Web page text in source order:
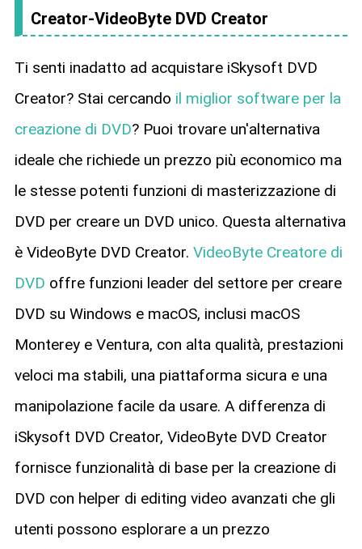
Creator-VideoByte DVD Creator
Ti senti inadatto ad acquistare iSkysoft DVD
Creator? Stai cercando il miglior software per la
creazione di DVD? Puoi trovare un'alternativa
ideale che richiede un prezzo più economico ma
le stesse potenti funzioni di masterizzazione di
DVD per creare un DVD unico. Questa alternativa
è VideoByte DVD Creator. VideoByte Creatore di
DVD offre funzioni leader del settore per creare
DVD su Windows e macOS, inclusi macOS
Monterey e Ventura, con alta qualità, prestazioni
veloci ma stabili, una piattaforma sicura e una
manipolazione facile da usare. A differenza di
iSkysoft DVD Creator, VideoByte DVD Creator
fornisce funzionalità di base per la creazione di
DVD con helper di editing video avanzati che gli
utenti possono esplorare a un prezzo